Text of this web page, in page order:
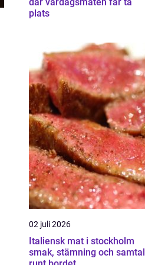
plats
02 juli 2026
Italiensk mat i stockholm
smak, stämning och samtal